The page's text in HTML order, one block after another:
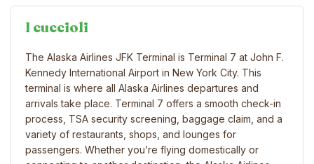
I cuccioli
The Alaska Airlines JFK Terminal is Terminal 7 at John F.
Kennedy International Airport in New York City. This
terminal is where all Alaska Airlines departures and
arrivals take place. Terminal 7 offers a smooth check-in
process, TSA security screening, baggage claim, and a
variety of restaurants, shops, and lounges for
passengers. Whether you’re flying domestically or